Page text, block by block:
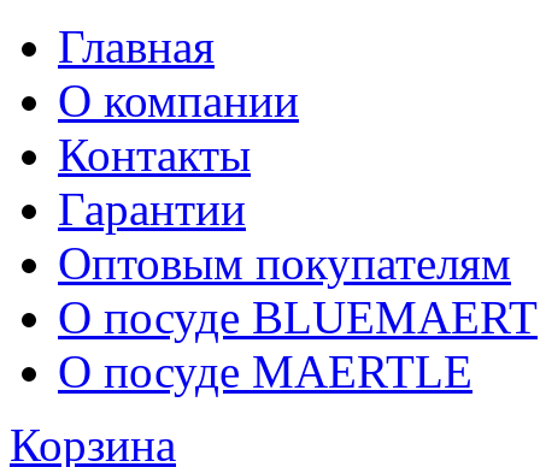
Главная
О компании
Контакты
Гарантии
Оптовым покупателям
О посуде BLUEMAERT
О посуде MAERTLE
Корзина